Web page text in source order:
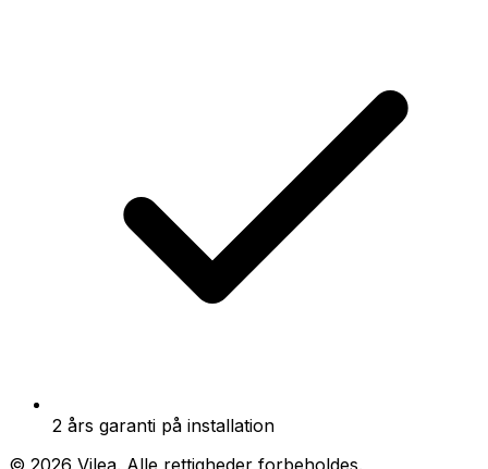
2 års garanti på installation
© 2026 Vilea . Alle rettigheder forbeholdes.